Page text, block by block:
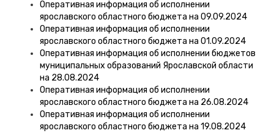
Оперативная информация об исполнении
ярославского областного бюджета на 09.09.2024
Оперативная информация об исполнении
ярославского областного бюджета на 01.09.2024
Оперативная информация об исполнении бюджетов
муниципальных образований Ярославской области
на 28.08.2024
Оперативная информация об исполнении
ярославского областного бюджета на 26.08.2024
Оперативная информация об исполнении
ярославского областного бюджета на 19.08.2024